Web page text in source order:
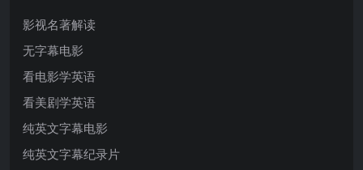
影视名著解读
无字幕电影
看电影学英语
看美剧学英语
纯英文字幕电影
纯英文字幕纪录片